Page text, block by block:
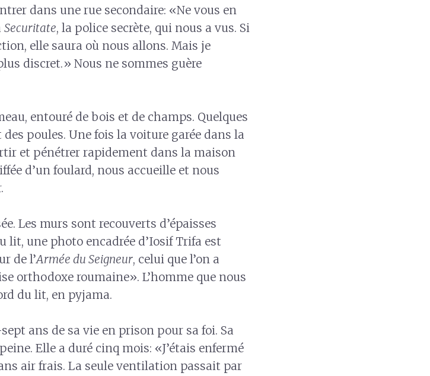
dans une rue secondaire: «Ne vous en
Securitate, la police secrète, qui nous a vus. Si
elle saura où nous allons. Mais je
discret.» Nous ne sommes guère
entouré de bois et de champs. Quelques
poules. Une fois la voiture garée dans la
et pénétrer rapidement dans la maison
d’un foulard, nous accueille et nous
Les murs sont recouverts d’épaisses
lit, une photo encadrée d’Iosif Trifa est
de l’Armée du Seigneur, celui que l’on a
orthodoxe roumaine». L’homme que nous
du lit, en pyjama.
ans de sa vie en prison pour sa foi. Sa
Elle a duré cinq mois: «J’étais enfermé
air frais. La seule ventilation passait par